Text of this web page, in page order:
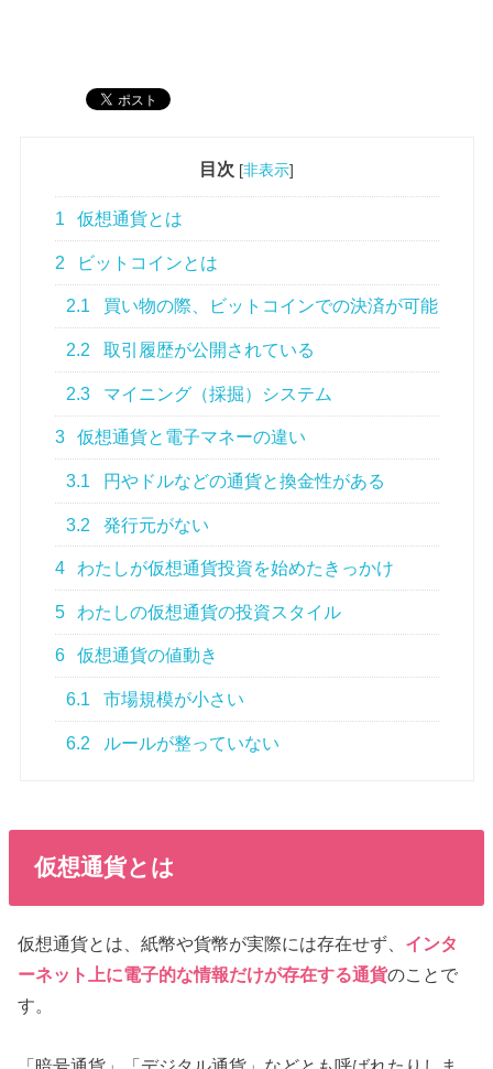
目次 [非表示]
1 仮想通貨とは
2 ビットコインとは
2.1 買い物の際、ビットコインでの決済が可能
2.2 取引履歴が公開されている
2.3 マイニング（採掘）システム
3 仮想通貨と電子マネーの違い
3.1 円やドルなどの通貨と換金性がある
3.2 発行元がない
4 わたしが仮想通貨投資を始めたきっかけ
5 わたしの仮想通貨の投資スタイル
6 仮想通貨の値動き
6.1 市場規模が小さい
6.2 ルールが整っていない
仮想通貨とは
仮想通貨とは、紙幣や貨幣が実際には存在せず、 インタ
ーネット上に電子的な情報だけが存在する通貨のことで
す。